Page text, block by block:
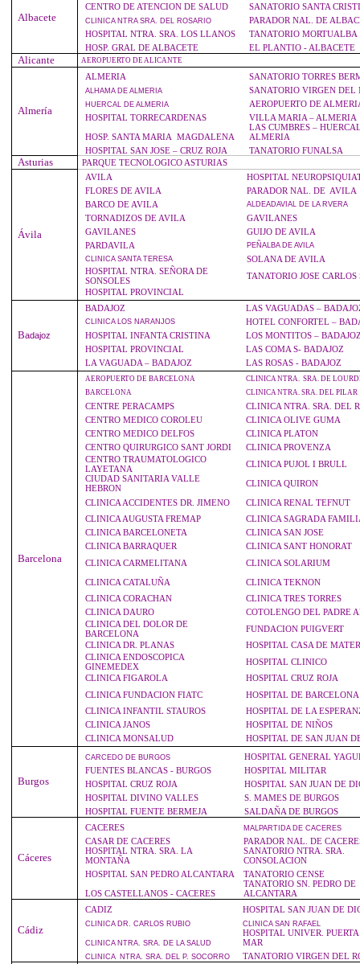
Albacete
CENTRO DE ATENCION DE SALUD
SANATORIO SANTA
CLINICANTRA SRA. DEL ROSARIO
PARADOR NAL. DE
HOSPITAL NTRA. SRA. LOS LLANOS
TANATORIO MORTUALBA
HOSP. GRAL DE ALBACETE
EL PLANTIO - ALBACETE
Alicante AEROPUERTO DE ALICANTE
Almería
ALMERIA SANATORIO TORRES
ALHAMADE ALMERIA SANATORIO VIRGEN DEL
HUERCAL DE ALMERIA
AEROPUERTO DE
HOSPITAL TORRECARDENAS
VILLA MARIA – ALMERIA
HOSP. SANTA MARIA MAGDALENA
LAS CUMBRES –
ALMERIA
HOSPITAL SAN JOSE – CRUZ ROJA
TANATORIO FUNALSA
Asturias PARQUE TECNOLOGICO ASTURIAS
Ávila
AVILA
HOSPITAL
FLORES DE AVILA
PARADOR NAL. DE AVILA
BARCO DE AVILA
ALDEADAVIALDE LA RVERA
TORNADIZOS DE AVILA
GAVILANES
GAVILANES
GUIJO DE AVILA
PARDAVILA
PEÑALBADE AVILA
CLINICASANTA TERESA
SOLANA DE AVILA
HOSPITAL NTRA. SEÑORA DE
SONSOLES
TANATORIO JOSE CARLOS
HOSPITAL PROVINCIAL
Badajoz
BADAJOZ LAS VAGUADAS –
CLINICALOS NARANJOS
HOTEL CONFORTEL –
HOSPITAL INFANTA CRISTINA
LOS MONTITOS –
HOSPITAL PROVINCIAL
LAS COMA S- BADAJOZ
LA VAGUADA – BADAJOZ
LAS ROSAS - BADAJOZ
Barcelona
AEROPUERTO DE BARCELONA
CLINICA NTRA. SRA. DE
BARCELONA
CLINICA NTRA. SRA. DEL PILAR
CENTRE PERACAMPS
CLINICA NTRA. SRA. DEL
CENTRO MEDICO COROLEU
CLINICA OLIVE GUMA
CENTRO MEDICO DELFOS
CLINICA PLATON
CENTRO QUIRURGICO SANT JORDI
CLINICA PROVENZA
CENTRO TRAUMATOLOGICO
LAYETANA
CLINICA PUJOL I BRULL
CIUDAD SANITARIA VALLE
HEBRON
CLINICA QUIRON
CLINICA ACCIDENTES DR. JIMENO
CLINICA RENAL TEFNUT
CLINICA AUGUSTA FREMAP
CLINICA SAGRADA
CLINICA BARCELONETA
CLINICA SAN JOSE
CLINICA BARRAQUER
CLINICA SANT HONORAT
CLINICA CARMELITANA
CLINICA SOLARIUM
CLINICA CATALUÑA
CLINICA TEKNON
CLINICA CORACHAN
CLINICA TRES TORRES
CLINICA DAURO
COTOLENGO DEL PADRE
CLINICA DEL DOLOR DE
BARCELONA
FUNDACION PUIGVERT
CLINICA DR. PLANAS
HOSPITAL CASA DE
CLINICA ENDOSCOPICA
GINEMEDEX
HOSPITAL CLINICO
CLINICA FIGAROLA
HOSPITAL CRUZ ROJA
CLINICA FUNDACION FIATC
HOSPITAL DE BARCELONA
CLINICA INFANTIL STAUROS
HOSPITAL DE LA
CLINICA JANOS
HOSPITAL DE NIÑOS
CLINICA MONSALUD
HOSPITAL DE SAN JUAN
Burgos
CARCEDODE BURGOS
HOSPITAL GENERAL
FUENTES BLANCAS - BURGOS
HOSPITAL MILITAR
HOSPITAL CRUZ ROJA
HOSPITAL SAN JUAN DE
HOSPITAL DIVINO VALLES
S. MAMES DE BURGOS
HOSPITAL FUENTE BERMEJA
SALDAÑA DE BURGOS
Cáceres
CACERES MALPARTIDADE CACERES
CASAR DE CACERES
PARADOR NAL. DE
HOSPITAL NTRA. SRA. LA
MONTAÑA
SANATORIO NTRA. SRA.
CONSOLACION
HOSPITAL SAN PEDRO ALCANTARA
TANATORIO CENSE
LOS CASTELLANOS - CACERES
TANATORIO SN. PEDRO DE
ALCANTARA
Cádiz
CADIZ HOSPITAL SAN JUAN DE
CLINICADR. CARLOS RUBIO CLINICASAN RAFAEL
CLINICANTRA. SRA. DE LA SALUD
HOSPITAL UNIVER.
MAR
CLINICANTRA. SRA. DEL P. SOCORRO TANATORIO VIRGEN DEL